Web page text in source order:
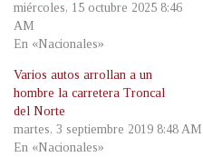
miércoles, 15 octubre 2025 8:46
AM
En «Nacionales»
Varios autos arrollan a un
hombre la carretera Troncal
del Norte
martes, 3 septiembre 2019 8:48 AM
En «Nacionales»